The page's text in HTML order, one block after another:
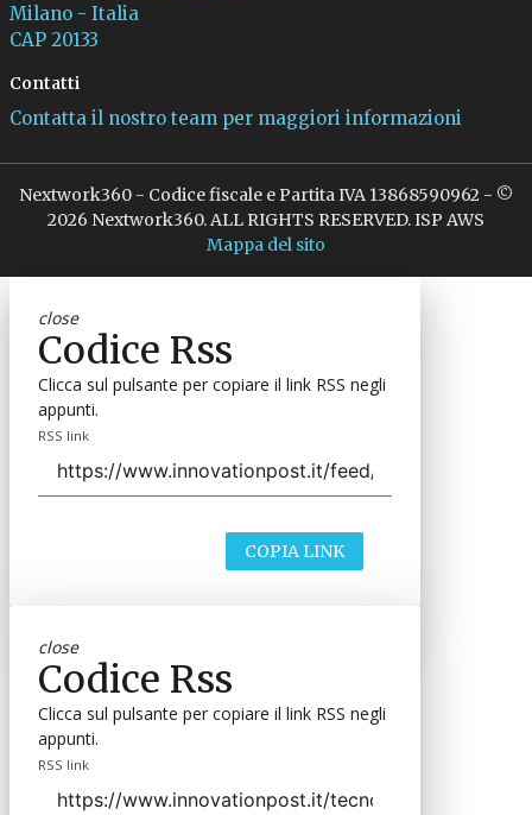
Milano - Italia
CAP 20133
Contatti
Contatta il nostro team per maggiori informazioni
Nextwork360 - Codice fiscale e Partita IVA 13868590962 - ©
2026 Nextwork360. ALL RIGHTS RESERVED. ISP AWS
Mappa del sito
close
Codice Rss
Clicca sul pulsante per copiare il link RSS negli
appunti.
RSS link
COPIA LINK
close
Codice Rss
Clicca sul pulsante per copiare il link RSS negli
appunti.
RSS link